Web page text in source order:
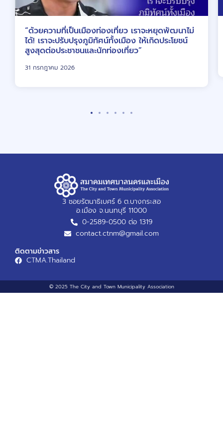
“ด้วยความที่เป็นเมืองท่องเที่ยว เราจะหยุดพัฒนาไม่
ได้! เราจะปรับปรุงภูมิทัศน์ทั้งเมือง ให้เกิดประโยชน์
สูงสุดต่อประชาชนและนักท่องเที่ยว”
31 กรกฎาคม 2026
3 ซอยรัตนาธิเบศร์ 6 ต.บางกระสอ
อ.เมือง จ.นนทบุรี 11000
0-2589-0500 ต่อ 1319
contact.ctnm@gmail.com
ติดตามข่าวสาร
CTMA.Thailand
© 2025 The City and Town Municipality Association